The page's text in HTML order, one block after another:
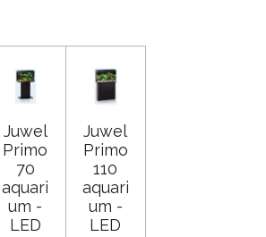
Juwel
Primo
70
aquari
um -
LED
Juwel
Primo
110
aquari
um -
LED